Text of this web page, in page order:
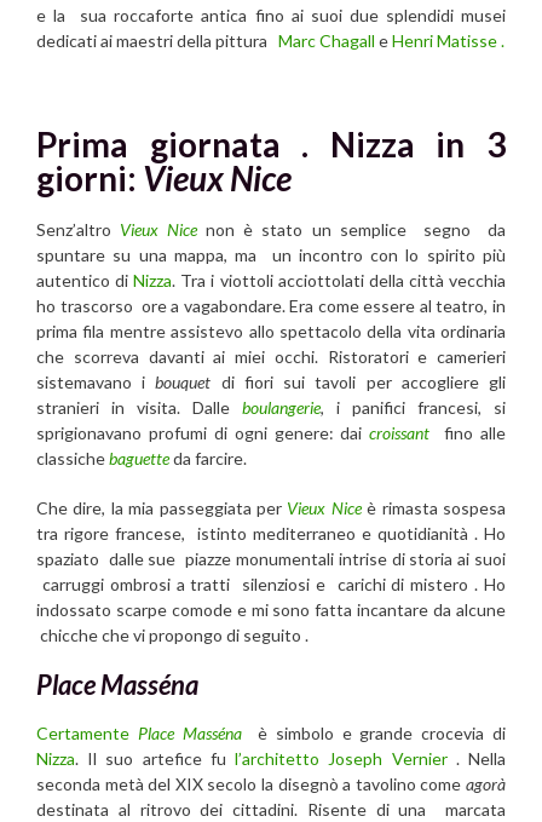
e la sua roccaforte antica fino ai suoi due splendidi musei
dedicati ai maestri della pittura Marc Chagall eHenri Matisse .
Prima giornata . Nizza in 3
giorni: Vieux Nice
Senz’altro Vieux Nicenon è stato un semplice segno da
spuntare su una mappa, ma un incontro con lo spirito più
autentico diNizza. Tra i viottoli acciottolati della città vecchia
ho trascorso ore a vagabondare. Era come essere al teatro, in
prima fila mentre assistevo allo spettacolo della vita ordinaria
che scorreva davanti ai miei occhi. Ristoratori e camerieri
sistemavano i bouquet di fiori sui tavoli per accogliere gli
stranieri in visita. Dalle boulangerie, i panifici francesi, si
sprigionavano profumi di ogni genere: daicroissant fino alle
classichebaguetteda farcire.
Che dire, la mia passeggiata per Vieux Niceè rimasta sospesa
tra rigore francese, istinto mediterraneo e quotidianità . Ho
spaziato dalle sue piazze monumentali intrise di storia ai suoi
carruggi ombrosi a tratti silenziosi e carichi di mistero . Ho
indossato scarpe comode e mi sono fatta incantare da alcune
chicche che vi propongo di seguito .
Place Masséna
Certamente Place Massénaè simbolo e grande crocevia di
Nizza. Il suo artefice ful’architetto Joseph Vernier. Nella
seconda metà del XIX secolo la disegnò a tavolino come agorà
destinata al ritrovo dei cittadini. Risente di una marcata